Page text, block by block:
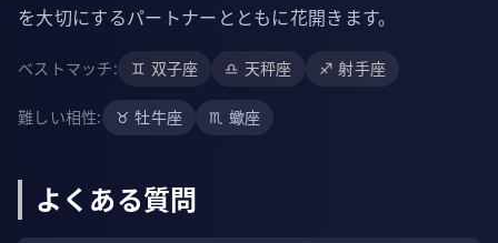
を大切にするパートナーとともに花開きます。
ベストマッチ: ♊ 双子座 ♎ 天秤座 ♐ 射手座
難しい相性: ♉ 牡牛座 ♏ 蠍座
よくある質問